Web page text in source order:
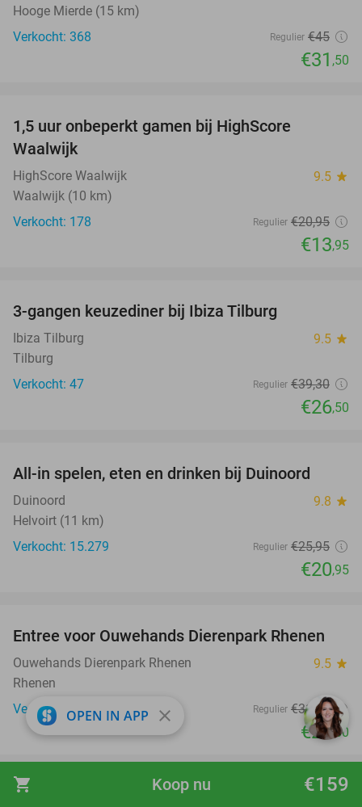
shopping_cart €159
Koop nu
Hooge Mierde (15 km)
Verkocht: 368
Regulier €45
€31 ,50
1,5 uur onbeperkt gamen bij HighScore
Waalwijk
HighScore Waalwijk 9.5 star
Waalwijk (10 km)
Verkocht: 178
Regulier €20,95
€13,95
3-gangen keuzediner bij Ibiza Tilburg
Ibiza Tilburg 9.5 star
Tilburg
Verkocht: 47
Regulier €39,30
€26,50
All-in spelen, eten en drinken bij Duinoord
Duinoord 9.8 star
Helvoirt (11 km)
Verkocht: 15.279
Regulier €25,95
€20,95
19%
Entree voor Ouwehands Dierenpark Rhenen
Ouwehands Dierenpark Rhenen 9.5 star
Rhenen
Verkocht: 3.943
Regulier €31 ,50
€25,50
OPEN IN APP close